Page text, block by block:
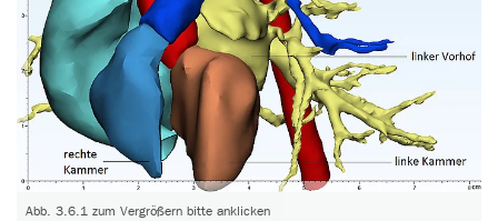
Abb. 3.6.1 zum Vergrößern bitte anklicken